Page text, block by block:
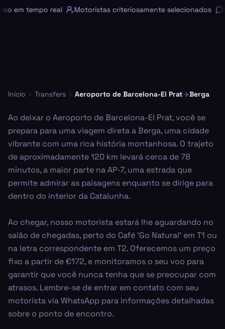
em tempo real Motoristas criteriosamente selecionados
Início Transfers Aeroporto de Barcelona-El Prat Berga
Ao deixar o Aeroporto de Barcelona-El Prat, você se
prepara para uma viagem direta a Berga, uma cidade
vibrante com uma rica história montanhosa. O trajeto
de aproximadamente 120 km levará cerca de 78
minutos, a maior parte na AP-7, uma estrada que
permite admirar as paisagens enquanto se dirige para
dentro do interior da Catalunha.
Ao chegar, nosso motorista estará lhe aguardando no
salão de chegadas, perto do Café 'Go Natural' em T1 ou
na letra correspondente em T2. Oferecemos um preço
fixo a partir de €172, e monitoramos o seu voo para
garantir que você nunca tenha que se preocupar com
atrasos. Lembre-se de entrar em contato com seu
motorista via WhatsApp para informações detalhadas
sobre o ponto de encontro.